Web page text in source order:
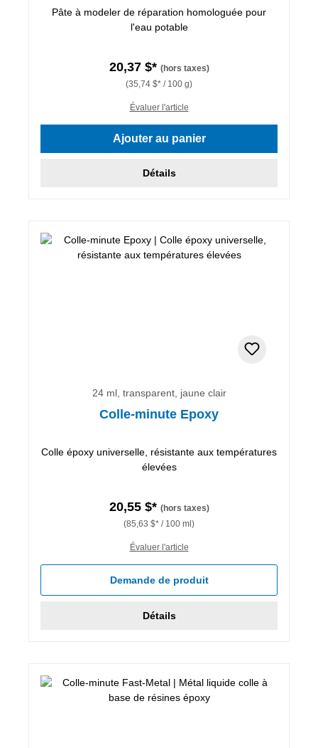
Pâte à modeler de réparation homologuée pour
l'eau potable
20,37 $* (hors taxes)
(35,74 $* / 100 g)
Évaluer l'article
Ajouter au panier
Détails
24 ml, transparent, jaune clair
Colle-minute Epoxy
Colle époxy universelle, résistante aux températures
élevées
20,55 $* (hors taxes)
(85,63 $* / 100 ml)
Évaluer l'article
Demande de produit
Détails